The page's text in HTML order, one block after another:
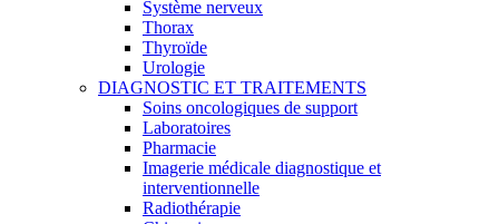
Système nerveux
Thorax
Thyroïde
Urologie
DIAGNOSTIC ET TRAITEMENTS
Soins oncologiques de support
Laboratoires
Pharmacie
Imagerie médicale diagnostique et
interventionnelle
Radiothérapie